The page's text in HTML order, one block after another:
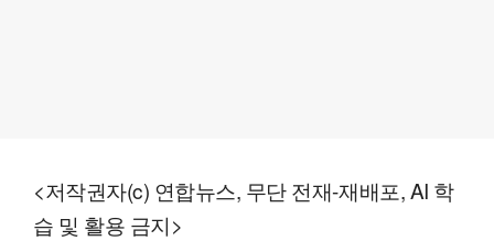
<저작권자(c) 연합뉴스, 무단 전재-재배포, AI 학
습 및 활용 금지>